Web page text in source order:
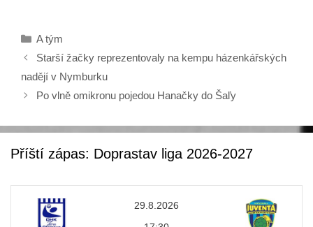
e
b
o
k
er
Rubriky
A tým
Starší žačky reprezentovaly na kempu házenkářských
nadějí v Nymburku
Po vlně omikronu pojedou Hanačky do Šaľy
Příští zápas: Doprastav liga 2026-2027
29.8.2026